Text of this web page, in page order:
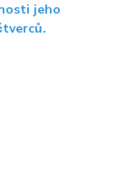
jeho